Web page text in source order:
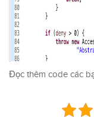
Đọc thêm code các